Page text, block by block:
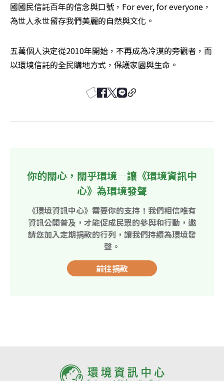
國國民信託百年的信念與口號，For ever, for everyone，
為世人永世留存我們美麗的自然與文化。
五萬個人決定從2010年開始，不再成為冷漠的旁觀者，而
以環境信託的全民購地方式，保護家園與生命。
你的關心，關乎環境—讓《環境資訊中
心》為環境發聲
《環境資訊中心》需要你的支持！我們相信唯有
資訊公開普及，才能促成民眾的參與和行動，邀
請您加入定期捐款的行列，讓我們持續為環境發
聲。
前往捐款